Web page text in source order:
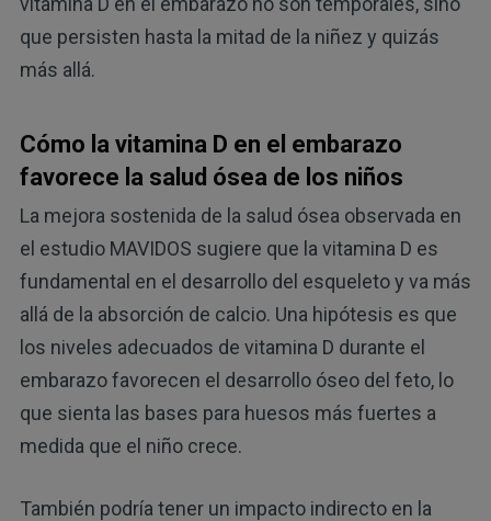
que persisten hasta la mitad de la niñez y quizás
más allá.
Cómo la vitamina D en el embarazo
favorece la salud ósea de los niños
La mejora sostenida de la salud ósea observada en
el estudio MAVIDOS sugiere que la vitamina D es
fundamental en el desarrollo del esqueleto y va más
allá de la absorción de calcio. Una hipótesis es que
los niveles adecuados de vitamina D durante el
embarazo favorecen el desarrollo óseo del feto, lo
que sienta las bases para huesos más fuertes a
medida que el niño crece.
También podría tener un impacto indirecto en la